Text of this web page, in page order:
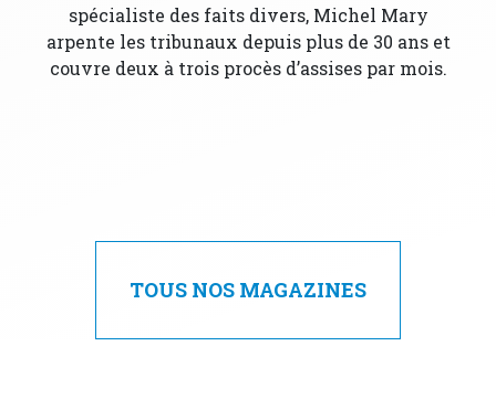
spécialiste des faits divers, Michel Mary
arpente les tribunaux depuis plus de 30 ans et
couvre deux à trois procès d’assises par mois.
TOUS NOS MAGAZINES